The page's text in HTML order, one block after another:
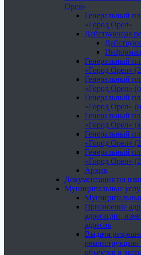
Орел»
Генеральный
«Город Орел»
Действующая
Генеральный
«Город Орел»
Генеральный
«Город Орел»
Генеральный
«Город Орел»
Генеральный
«Город Орел»
Генеральный
«Город Орел»
Генеральный
«Город Орел»
Архив
Документация по
Муниципальные
Присвоение
адресации,
адресов
Выдача
реконструкцию
объектов в